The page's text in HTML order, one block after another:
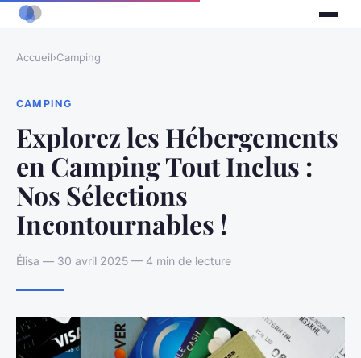
Accueil›Camping
CAMPING
Explorez les Hébergements
en Camping Tout Inclus :
Nos Sélections
Incontournables !
Élisa — 30 avril 2025 — 4 min de lecture